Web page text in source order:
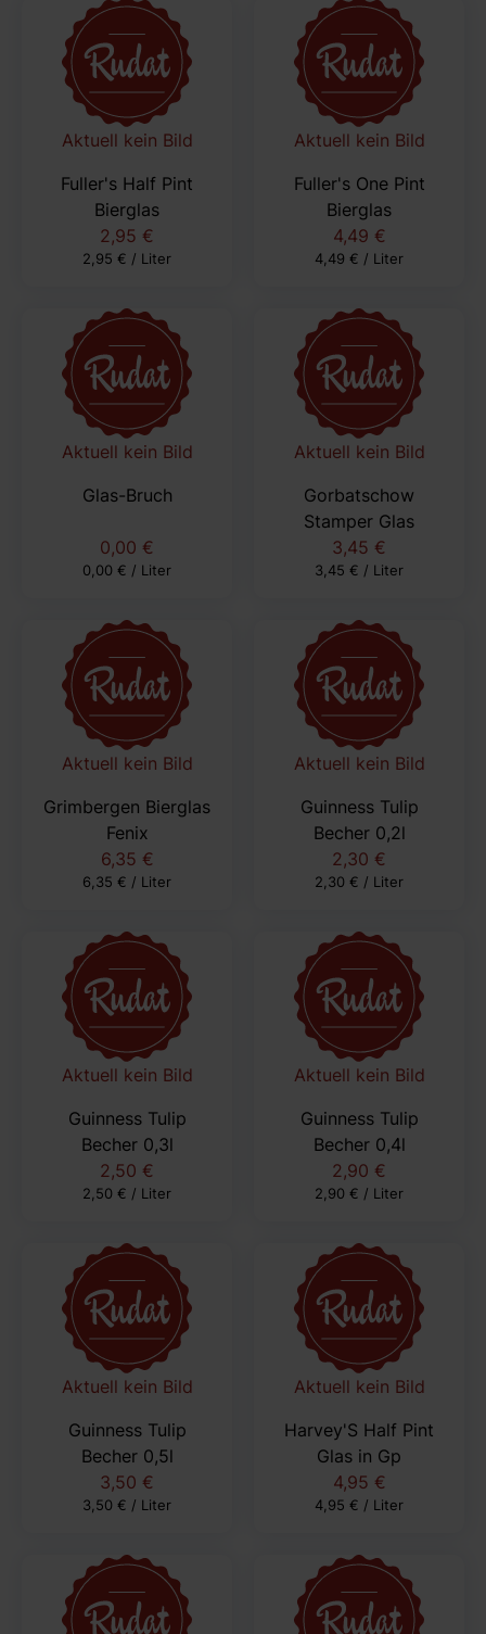
Aktuell kein Bild
Fuller's Half Pint
Bierglas
2,95 €
2,95 € / Liter
Aktuell kein Bild
Fuller's One Pint
Bierglas
4,49 €
4,49 € / Liter
Aktuell kein Bild
Glas-Bruch
0,00 €
0,00 € / Liter
Aktuell kein Bild
Gorbatschow
Stamper Glas
3,45 €
3,45 € / Liter
Aktuell kein Bild
Grimbergen Bierglas
Fenix
6,35 €
6,35 € / Liter
Aktuell kein Bild
Guinness Tulip
Becher 0,2l
2,30 €
2,30 € / Liter
Aktuell kein Bild
Guinness Tulip
Becher 0,3l
2,50 €
2,50 € / Liter
Aktuell kein Bild
Guinness Tulip
Becher 0,4l
2,90 €
2,90 € / Liter
Aktuell kein Bild
Guinness Tulip
Becher 0,5l
3,50 €
3,50 € / Liter
Aktuell kein Bild
Harvey'S Half Pint
Glas in Gp
4,95 €
4,95 € / Liter